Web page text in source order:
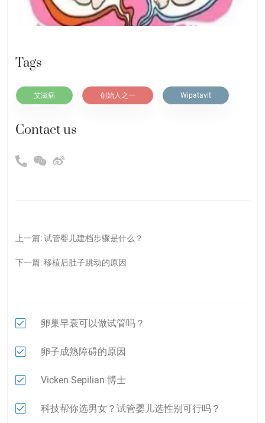
Tags
艾滋病 创始人之一 Wipatavit
Contact us
上一篇:试管婴儿建档步骤是什么？
下一篇:移植后肚子跳动的原因
卵巢早衰可以做试管吗？
卵子成熟障碍的原因
Vicken Sepilian 博士
科技帮你选男女？试管婴儿选性别可行吗？